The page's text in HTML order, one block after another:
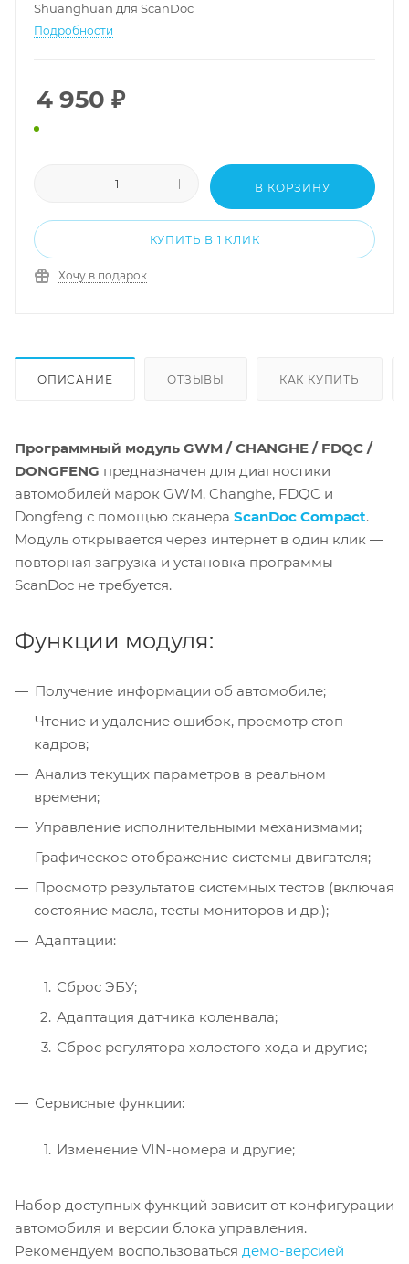
Shuanghuan для ScanDoc
Подробности
4 950 ₽
В КОРЗИНУ
КУПИТЬ В 1 КЛИК
Хочу в подарок
ОПИСАНИЕ ОТЗЫВЫ КАК КУПИТЬ
Программный модуль GWM / CHANGHE / FDQC /
DONGFENG предназначен для диагностики
автомобилей марок GWM, Changhe, FDQC и
Dongfeng с помощью сканера ScanDoc Compact.
Модуль открывается через интернет в один клик —
повторная загрузка и установка программы
ScanDoc не требуется.
Функции модуля:
Получение информации об автомобиле;
Чтение и удаление ошибок, просмотр стоп-
кадров;
Анализ текущих параметров в реальном
времени;
Управление исполнительными механизмами;
Графическое отображение системы двигателя;
Просмотр результатов системных тестов (включая
состояние масла, тесты мониторов и др.);
Адаптации:
Сброс ЭБУ;
Адаптация датчика коленвала;
Сброс регулятора холостого хода и другие;
Сервисные функции:
Изменение VIN-номера и другие;
Набор доступных функций зависит от конфигурации
автомобиля и версии блока управления.
Рекомендуем воспользоваться демо-версией